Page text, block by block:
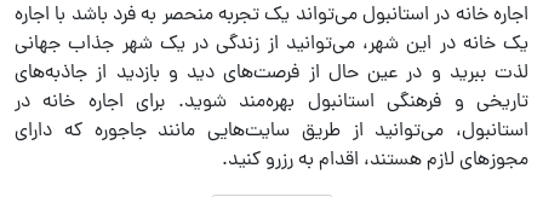
اجاره خانه در استانبول می‌تواند یک تجربه منحصر به فرد باشد با اجاره
یک خانه در این شهر، می‌توانید از زندگی در یک شهر جذاب جهانی
لذت ببرید و در عین حال از فرصت‌های دید و بازدید از جاذبه‌های
تاریخی و فرهنگی استانبول بهره‌مند شوید. برای اجاره خانه در
استانبول، می‌توانید از طریق سایت‌هایی مانند جاجوره که دارای
مجوزهای لازم هستند، اقدام به رزرو کنید.